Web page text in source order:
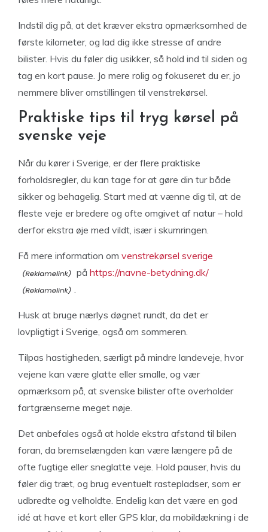
Indstil dig på, at det kræver ekstra opmærksomhed de
første kilometer, og lad dig ikke stresse af andre
bilister. Hvis du føler dig usikker, så hold ind til siden og
tag en kort pause. Jo mere rolig og fokuseret du er, jo
nemmere bliver omstillingen til venstrekørsel.
Praktiske tips til tryg kørsel på
svenske veje
Når du kører i Sverige, er der flere praktiske
forholdsregler, du kan tage for at gøre din tur både
sikker og behagelig. Start med at vænne dig til, at de
fleste veje er bredere og ofte omgivet af natur – hold
derfor ekstra øje med vildt, især i skumringen.
Få mere information om venstrekørsel sverige
på https://navne-betydning.dk/
Husk at bruge nærlys døgnet rundt, da det er
lovpligtigt i Sverige, også om sommeren.
Tilpas hastigheden, særligt på mindre landeveje, hvor
vejene kan være glatte eller smalle, og vær
opmærksom på, at svenske bilister ofte overholder
fartgrænserne meget nøje.
Det anbefales også at holde ekstra afstand til bilen
foran, da bremselængden kan være længere på de
ofte fugtige eller sneglatte veje. Hold pauser, hvis du
føler dig træt, og brug eventuelt rastepladser, som er
udbredte og velholdte. Endelig kan det være en god
idé at have et kort eller GPS klar, da mobildækning i de